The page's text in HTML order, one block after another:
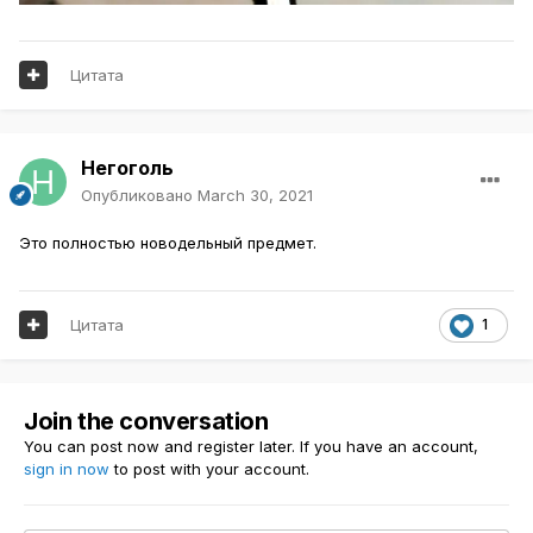
Цитата
Негоголь
Опубликовано March 30, 2021
Это полностью новодельный предмет.
1
Цитата
Join the conversation
You can post now and register later. If you have an account,
sign in now to post with your account.